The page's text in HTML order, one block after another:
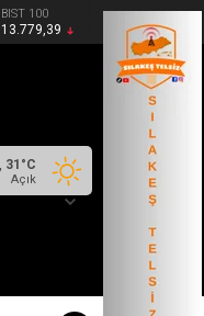
BIST 100
13.779,39
31 °C
Açık